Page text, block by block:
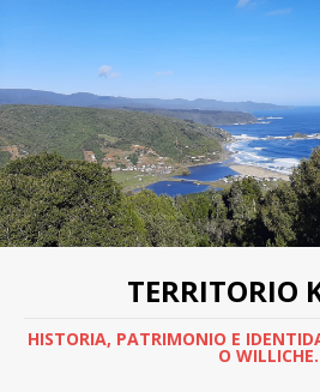
TERRITORIO
HISTORIA, PATRIMONIO E
O WILLICHE.